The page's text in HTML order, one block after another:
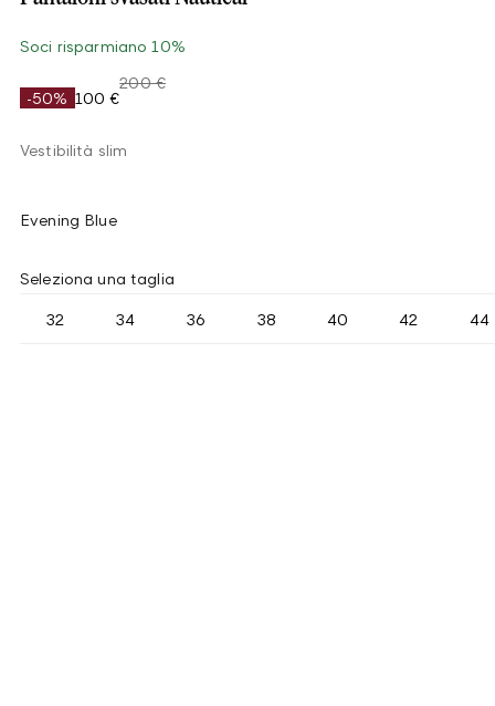
Soci risparmiano 10%
-50% 100 €
200 €
Vestibilità slim
Evening Blue
Seleziona una taglia
32 34 36 38 40 42 44